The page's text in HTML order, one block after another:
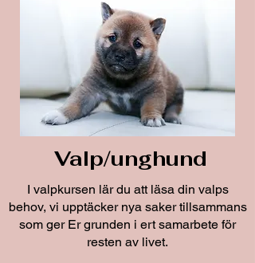
Valp/unghund
I valpkursen lär du att läsa din valps
behov, vi upptäcker nya saker tillsammans
som ger Er grunden i ert samarbete för
resten av livet.